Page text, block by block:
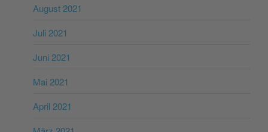
August 2021
Juli 2021
Juni 2021
Mai 2021
April 2021